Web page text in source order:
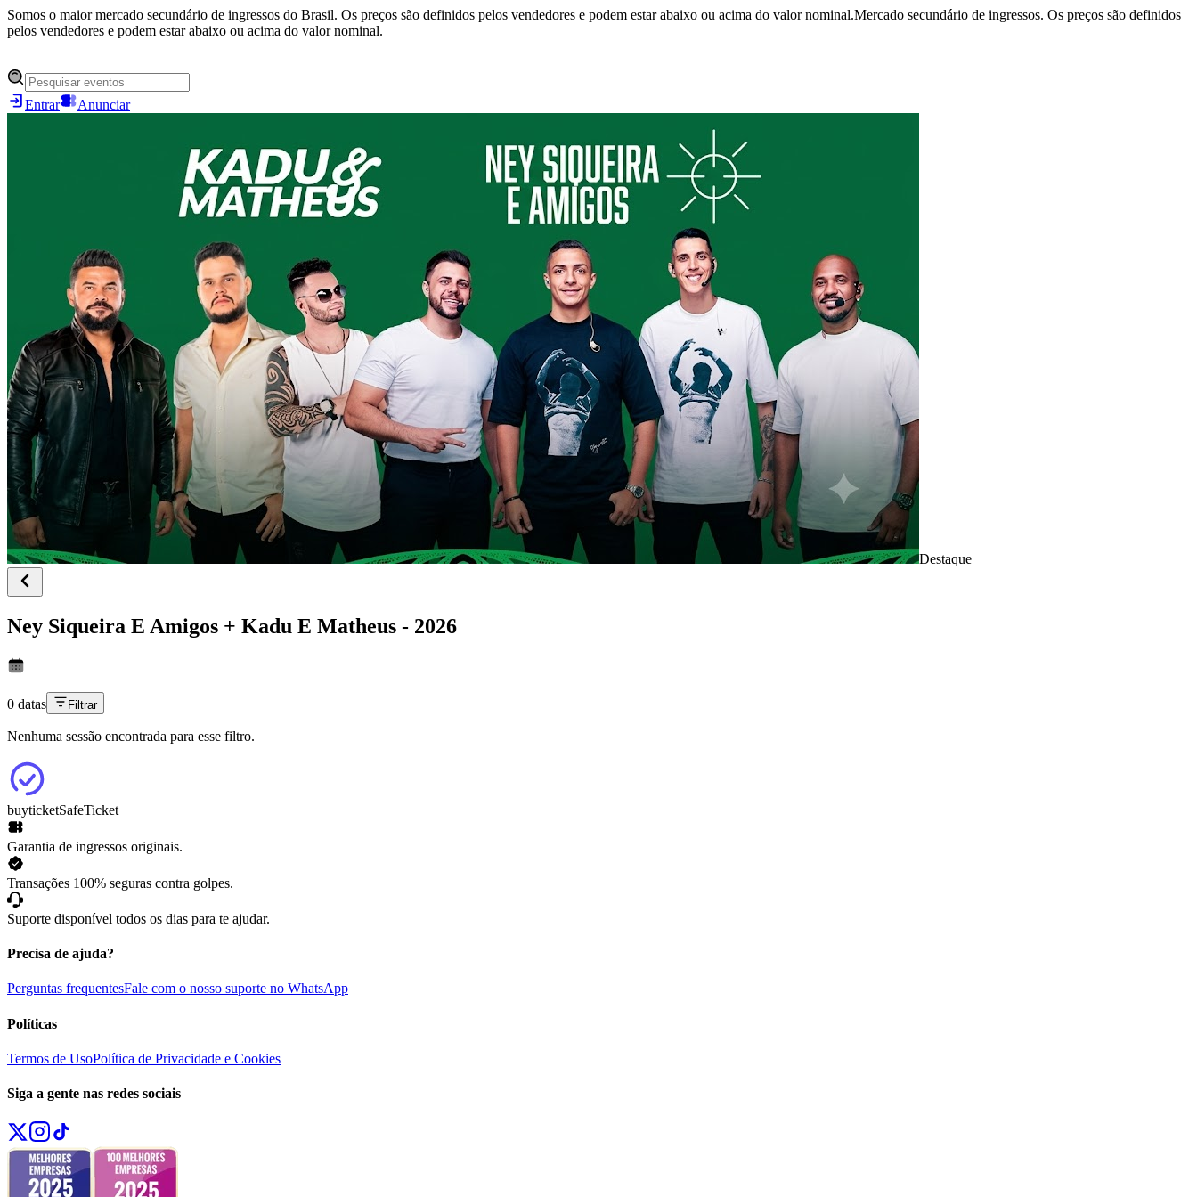
Somos o maior mercado secundário de ingressos do Brasil. Os preços são definidos pelos vendedores e podem estar abaixo ou acima do valor nominal.Mercado secundário de ingressos. Os preços são definidos
pelos vendedores e podem estar abaixo ou acima do valor nominal.
Entrar Anunciar
Destaque
Ney Siqueira E Amigos + Kadu E Matheus - 2026
0 datas Filtrar
Nenhuma sessão encontrada para esse filtro.
buyticketSafeTicket
Garantia de ingressos originais.
Transações 100% seguras contra golpes.
Suporte disponível todos os dias para te ajudar.
Precisa de ajuda?
Perguntas frequentesFale com o nosso suporte no WhatsApp
Políticas
Termos de UsoPolítica de Privacidade e Cookies
Siga a gente nas redes sociais